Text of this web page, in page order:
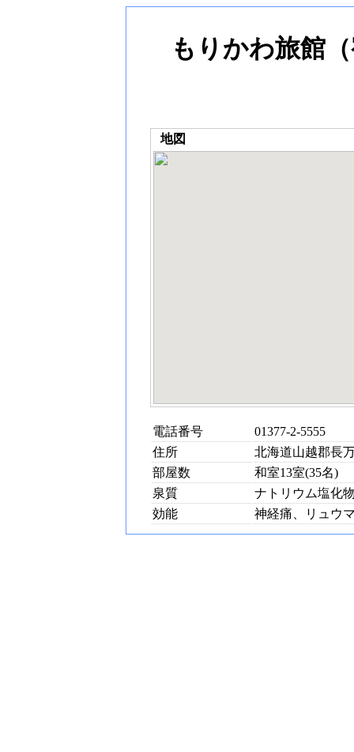
もりかわ旅館
地図
電話番号
01377-2-5555
住所
北海道山越郡長
部屋数
和室13室(35名)
泉質
ナトリウム塩化
効能
神経痛、リュウ